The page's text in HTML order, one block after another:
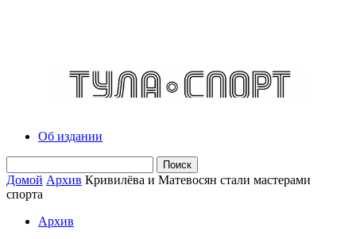
Об издании
Домой Архив Кривилёва и Матевосян стали мастерами
спорта
Архив